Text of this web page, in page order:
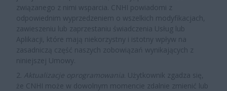
związanego z nimi wsparcia. CNHI powiadomi z
odpowiednim wyprzedzeniem o wszelkich modyfikacjach,
zawieszeniu lub zaprzestaniu świadczenia Usług lub
Aplikacji, które mają niekorzystny i istotny wpływ na
zasadniczą część naszych zobowiązań wynikających z
niniejszej Umowy.
2. Aktualizacje oprogramowania . Użytkownik zgadza się,
że CNHI może w dowolnym momencie zdalnie zmienić lub